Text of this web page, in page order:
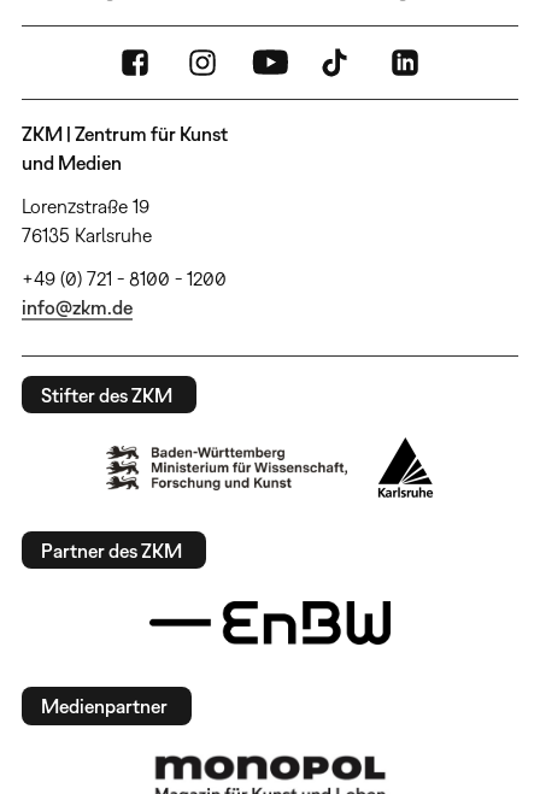
ZKM | Zentrum für Kunst
und Medien
Lorenzstraße 19
76135 Karlsruhe
+49 (0) 721 - 8100 - 1200
info@zkm.de
Stifter des ZKM
Partner des ZKM
Medienpartner